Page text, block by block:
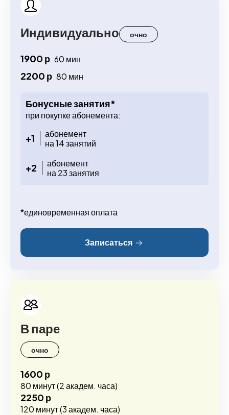
Индивидуально очно
1900 р 60 мин
2200 р 80 мин
Бонусные занятия*
при покупке абонемента:
+1
абонемент
на 14 занятий
+2
абонемент
на 23 занятия
*единовременная оплата
Записаться
В паре
очно
1600 р
80 минут (2 академ. часа)
2250 р
120 минут (3 академ. часа)